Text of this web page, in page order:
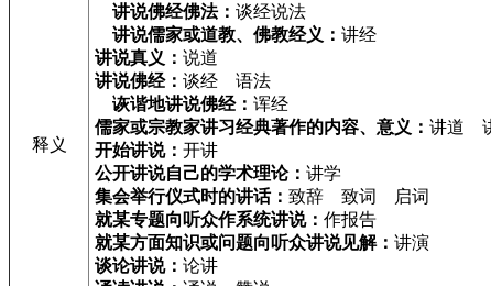
释义
讲说佛经佛法： 谈经说法
讲说儒家或道教、佛教经义： 讲经
讲说真义： 说道
讲说佛经： 谈经 语法
诙谐地讲说佛经： 诨经
儒家或宗教家讲习经典著作的内容、意义： 讲道
开始讲说： 开讲
公开讲说自己的学术理论： 讲学
集会举行仪式时的讲话： 致辞 致词 启词
就某专题向听众作系统讲说： 作报告
就某方面知识或问题向听众讲说见解： 讲演
谈论讲说： 论讲